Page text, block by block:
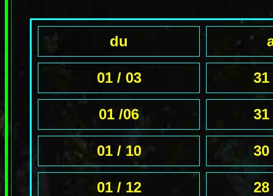
du
01 / 03 31
01 /06 31
01 / 10 30
01 / 12 28